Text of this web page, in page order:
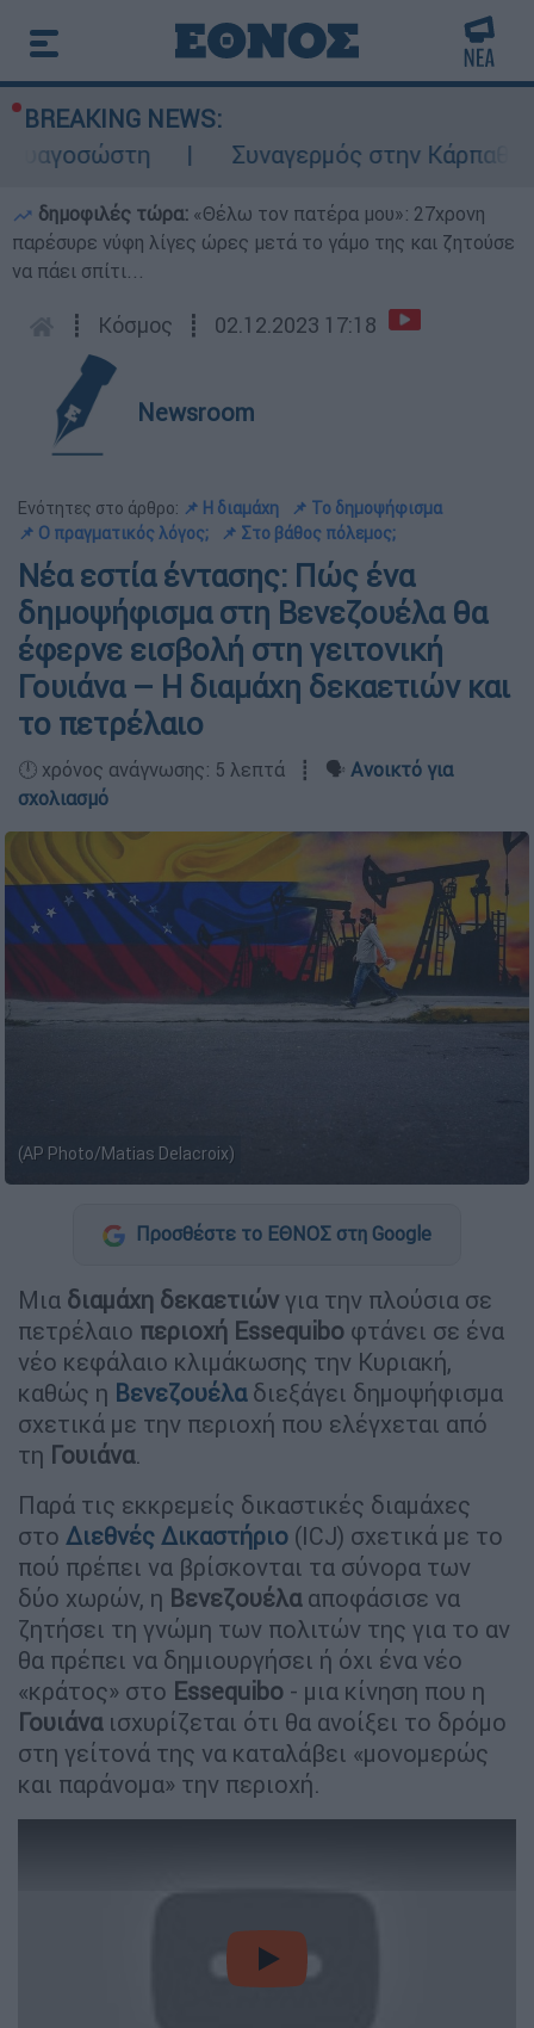
BREAKING NEWS:
Συναγερμός στην Κάρπαθο:
δημοφιλές τώρα: «Θέλω τον πατέρα μου»: 27χρονη
παρέσυρε νύφη λίγες ώρες μετά το γάμο της και ζητούσε
να πάει σπίτι...
┋ Κόσμος ┋ 02.12.2023 17:18
Newsroom
Ενότητες στο άρθρο: 📌 Η διαμάχη
📌 Το δημοψήφισμα
📌 Ο πραγματικός λόγος;
📌 Στο βάθος πόλεμος;
Νέα εστία έντασης: Πώς ένα
δημοψήφισμα στη Βενεζουέλα θα
έφερνε εισβολή στη γειτονική
Γουιάνα – Η διαμάχη δεκαετιών και
το πετρέλαιο
🕛 χρόνος ανάγνωσης: 5 λεπτά ┋ 🗣️ Ανοικτό για
σχολιασμό
(AP Photo/Matias Delacroix)
Προσθέστε το ΕΘΝΟΣ στη Google
Μια διαμάχη δεκαετιών για την πλούσια σε
πετρέλαιο περιοχή Essequibo φτάνει σε ένα
νέο κεφάλαιο κλιμάκωσης την Κυριακή,
καθώς η Βενεζουέλα διεξάγει δημοψήφισμα
σχετικά με την περιοχή που ελέγχεται από
τη Γουιάνα.
Παρά τις εκκρεμείς δικαστικές διαμάχες
στο Διεθνές Δικαστήριο (ICJ) σχετικά με το
πού πρέπει να βρίσκονται τα σύνορα των
δύο χωρών, η Βενεζουέλααποφάσισε να
ζητήσει τη γνώμη των πολιτών της για το αν
θα πρέπει να δημιουργήσει ή όχι ένα νέο
«κράτος» στο Essequibo - μια κίνηση που η
Γουιάναισχυρίζεται ότι θα ανοίξει το δρόμο
στη γείτονά της να καταλάβει «μονομερώς
και παράνομα» την περιοχή.
video